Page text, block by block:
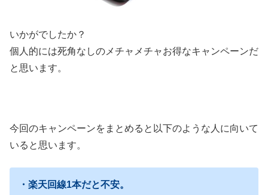
いかがでしたか？
個人的には死角なしのメチャメチャお得なキャンペーンだ
と思います。
今回のキャンペーンをまとめると以下のような人に向いて
いると思います。
・楽天回線1本だと不安。